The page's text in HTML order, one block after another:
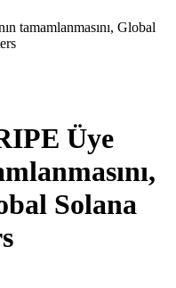
tamamlanmasını, Global
Üye
Solana